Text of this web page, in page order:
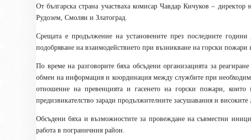
От българска страна участваха комисар Чавдар Кичуков –
Рудозем, Смолян и Златоград.
Срещата е продължение на установените през последните
подобряване на взаимодействието при възникване на горски
По време на разговорите бяха обсъдени организацията за
обмен на информация и координация между службите при
отношение на превенцията и гасенето на горски пожари,
предизвикателство заради продължителните засушавания и високите
Обсъдени бяха и възможностите за провеждане на съвместни
работа в пограничния район.